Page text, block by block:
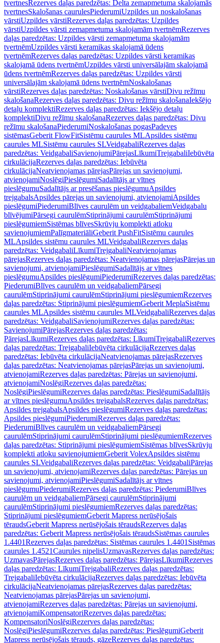
tvertnesRezerves daļas paredzētas: Delta zemapmetuma skalojamās
tvertnesSkalošanas caurulesPiederumiUzpildes un noskalošanas
vārstiUzpildes vārstiRezerves daļas paredzētas: Uzpildes
vārstiUzpildes vārsti zemapmetuma skalojamām tvertnēmRezerves
daļas paredzētas: Uzpildes vārsti zemapmetuma skalojamām
tvertnēmUzpildes vārsti keramikas skalojamā ūdens
tvertnēmRezerves daļas paredzētas: Uzpildes vārsti keramikas
skalojamā ūdens tvertnēmUzpildes vārsti universālajām skalojamā
ūdens tvertnēmRezerves daļas paredzētas: Uzpildes vārsti
universālajām skalojamā ūdens tvertnēmNoskalošanas
vārstiRezerves daļas paredzētas: Noskalošanas vārstiDivu režīmu
skalošanaRezerves daļas paredzētas: Divu režīmu skalošanaIekšējo
detaļu komplektiRezerves daļas paredzētas: Iekšējo detaļu
komplektiDivu režīmu skalošanaRezerves daļas paredzētas: Divu
režīmu skalošanaPiederumiNoskalošanas pogasPadeves
sistēmasGeberit FlowFitSistēmu caurules MLApsildes sistēmu
caurules MLSistēmu caurules SLVeidgabaliRezerves daļas
paredzētas: VeidgabaliSavienojumiPārejasLīkumiTrejgabaliIebūvēta
cirkulācijaRezerves daļas paredzētas: Iebūvēta
cirkulācijaNeatvienojamas pārejasPārejas un savienojumi,
atvienojamiNoslēgiPieslēgumiSadalītājs ar vītnes
pieslēgumuSadalītājs ar presēšanas pieslēgumuApsildes
trejgabalsApsildes pārejas un savienojumi, atvienojamiApsildes
pieslēgumiPiederumiBlīves caurulēm un veidgabaliemVeidgabalu
blīvējumiPārsegi caurulēmStiprinājumi caurulēmStiprinājumi
pieslēgumiemSistēmas blīvesSkrūvju komplekti atloku
savienojumiemPalīgmateriāliGeberit PushFitSistēmu caurules
MLApsildes sistēmu caurules MLVeidgabaliRezerves daļas
paredzētas: VeidgabaliLīkumiTrejgabaliNeatvienojamas
pārejasRezerves daļas paredzētas: Neatvienojamas pārejasPārejas un
savienojumi, atvienojamiPieslēgumiSadalītājs ar vītnes
pieslēgumuApsildes pieslēgumiPiederumiRezerves daļas paredzētas:
PiederumiBlīves caurulēm un veidgabaliemPārsegi
caurulēmStiprinājumi caurulēmStiprinājumi pieslēgumiemRezerves
daļas paredzētas: Stiprinājumi pieslēgumiemGeberit MeplaSistēmu
caurules MLApsildes sistēmu caurules MLVeidgabaliRezerves daļas
paredzētas: VeidgabaliSavienojumiRezerves daļas paredzētas:
SavienojumiPārejasRezerves daļas paredzētas:
PārejasLīkumiRezerves daļas paredzētas: LīkumiTrejgabaliRezerves
daļas paredzētas: TrejgabaliIebūvēta cirkulācijaRezerves daļas
paredzētas: Iebūvēta cirkulācijaNeatvienojamas pārejasRezerves
daļas paredzētas: Neatvienojamas pārejasPārejas un savienojumi,
atvienojamiRezerves daļas paredzētas: Pārejas un savienojumi,
atvienojamiNoslēgiRezerves daļas paredzētas:
NoslēgiPieslēgumiRezerves daļas paredzētas: PieslēgumiSadalītājs
ar vītnes pieslēgumuApsildes trejgabalsRezerves daļas paredzētas:
Apsildes trejgabalsApsildes pieslēgumiRezerves daļas paredzētas:
Apsildes pieslēgumiPiederumiRezerves daļas paredzētas:
PiederumiBlīves caurulēm un veidgabaliemPārsegi
caurulēmStiprinājumi caurulēmStiprinājumi pieslēgumiemRezerves
daļas paredzētas: Stiprinājumi pieslēgumiemSistēmas blīvesSkrūvju
komplekti atloku savienojumiemGeberit VolexApsildes sistēmu
caurules SLVeidgabaliRezerves daļas paredzētas: VeidgabaliPārejas
un savienojumi, atvienojamiRezerves daļas paredzētas: Pārejas un
savienojumi, atvienojamiPieslēgumiSadalītājs ar vītnes
pieslēgumuPiederumiRezerves daļas paredzētas: PiederumiBlīves
caurulēm un veidgabaliemPārsegi caurulēmStiprinājumi
caurulēmStiprinājumi pieslēgumiemRezerves daļas paredzētas:
Stiprinājumi pieslēgumiemGeberit Mapress nerūsējošais
tēraudsGeberit Mapress nerūsējošais tēraudsRezerves daļas
paredzētas: Geberit Mapress nerūsējošais tēraudsSistēmas caurules
1.4401Rezerves daļas paredzētas: Sistēmas caurules 1.4401 Sistēmas
caurules 1.4521Caurules nipelisUzmavasRezerves daļas paredzētas:
UzmavasPārejasRezerves daļas paredzētas: PārejasLīkumiRezerves
daļas paredzētas: LīkumiTrejgabaliRezerves daļas paredzētas:
TrejgabaliIebūvēta cirkulācijaRezerves daļas paredzētas: Iebūvēta
cirkulācijaNeatvienojamas pārejasRezerves daļas paredzētas:
Neatvienojamas pārejasPārejas un savienojumi,
atvienojamiRezerves daļas paredzētas: Pārejas un savienojumi,
atvienojamiKompensatoriRezerves daļas paredzētas:
KompensatoriNoslēgiRezerves daļas paredzētas:
NoslēgiPieslēgumiRezerves daļas paredzētas: PieslēgumiGeberit
Mapress nerūsējošais tērauds, gāzeRezerves daļas paredzētas: